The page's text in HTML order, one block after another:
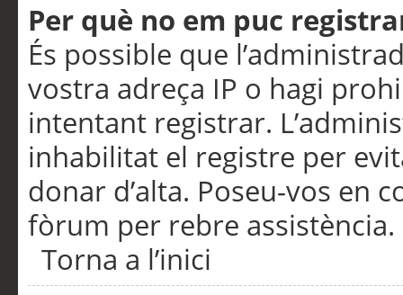
Per què no em puc
És possible que
vostra adreça IP o hagi
intentant registrar.
inhabilitat el registre per
donar d’alta. Poseu-vos en
fòrum per rebre assistència.
Torna a l’inici